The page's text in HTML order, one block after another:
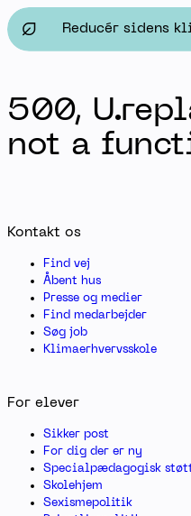
10. klasse -
Reducér sidens
500,
not a
Kontakt os
Find vej
Åbent hus
Presse og medier
Find medarbejder
Søg job
Klimaerhvervsskole
For elever
Sikker post
For dig der er ny
Specialpædagogisk
Skolehjem
Sexismepolitik